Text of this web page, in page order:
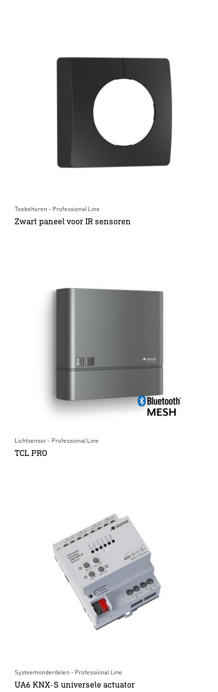
Toebehoren - Professional Line
Zwart paneel voor IR sensoren
Lichtsensor - Professional Line
TCL PRO
Systeemonderdelen - Professional Line
UA6 KNX-S universele actuator